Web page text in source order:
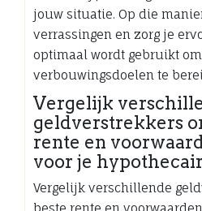
jouw situatie. Op die
verrassingen en zorg je
optimaal wordt gebruikt
verbouwingsdoelen te
Vergelijk
geldverstrekkers
rente en
voor je
Vergelijk verschillende
beste rente en